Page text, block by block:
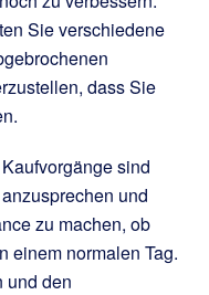
Sie verschiedene
dass Sie
sind
und
zu machen, ob
einem normalen Tag.
und den